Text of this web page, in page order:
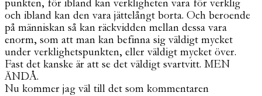
punkten, för ibland kan verkligheten vara för verklig
och ibland kan den vara jättelångt borta. Och beroende
på människan så kan räckvidden mellan dessa vara
enorm, som att man kan befinna sig väldigt mycket
under verklighetspunkten, eller väldigt mycket över.
Fast det kanske är att se det väldigt svartvitt. MEN
ÄNDÅ.
Nu kommer jag väl till det som kommentaren